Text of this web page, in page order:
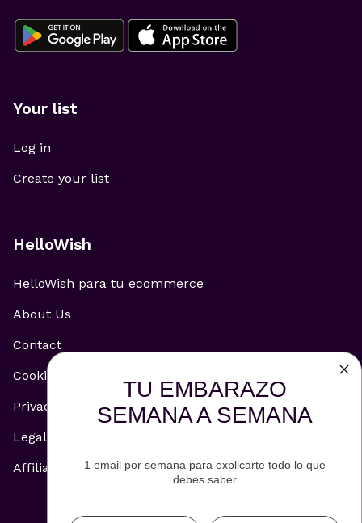
Your list
Log in
Create your list
HelloWish
HelloWish para tu ecommerce
About Us
Contact
Cookie Policy
Privacy Policy
Legal Notice
Affiliate and Advertising Policy
TU EMBARAZO
SEMANA A SEMANA
1 email por semana para explicarte todo lo que
debes saber